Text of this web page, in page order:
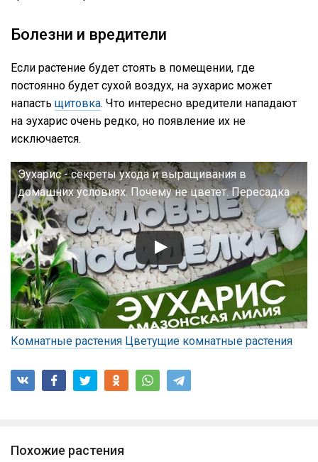
Болезни и вредители
Если растение будет стоять в помещении, где
постоянно будет сухой воздух, на эухарис может
напасть щитовка. Что интересно вредители нападают
на эухарис очень редко, но появление их не
исключается.
Эухарис - секреты ухода и выращивания в
домашних условиях. Почему не цветет. Пересадка
Комнатные растения Цветущие комнатные растения
Похожие растения